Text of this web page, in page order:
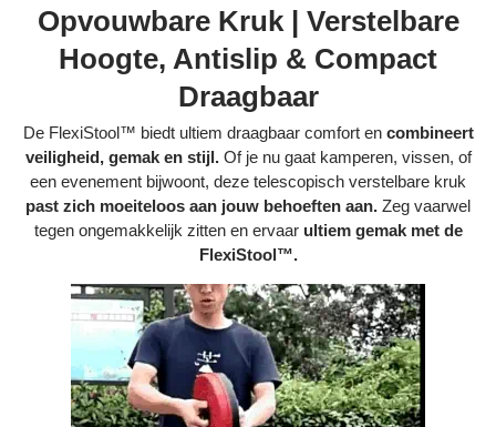
Over ons
Privacy policy
Bestelling volgen
Vacatures bij Middo
Servicevoorwaarden
Betaalmogelijkheden
Bestelling herroepen
Opvouwbare Kruk | Verstelbare
Hoogte, Antislip & Compact
Draagbaar
De FlexiStool™ biedt ultiem draagbaar comfort en combineert
veiligheid, gemak en stijl.Of je nu gaat kamperen, vissen, of
een evenement bijwoont, deze telescopisch verstelbare kruk
past zich moeiteloos aan jouw behoeften aan. Zeg vaarwel
tegen ongemakkelijk zitten en ervaar ultiem gemak met de
FlexiStool™.